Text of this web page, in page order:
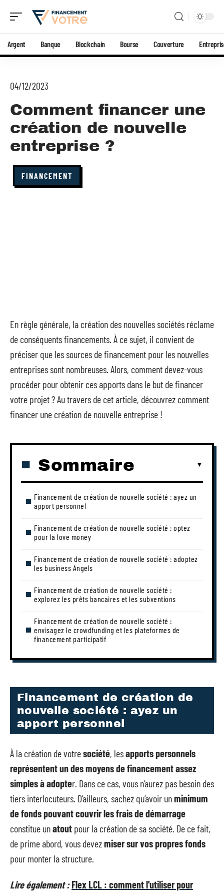
Argent Banque Blockchain Bourse Couverture
04/12/2023
Comment financer une
création de nouvelle
entreprise ?
FINANCEMENT
En règle générale, la création des nouvelles sociétés réclame
de conséquents financements. À ce sujet, il convient de
préciser que les sources de financement pour les nouvelles
entreprises sont nombreuses. Alors, comment devez-vous
procéder pour obtenir ces apports dans le but de financer
votre projet ? Au travers de cet article, découvrez comment
financer une création de nouvelle entreprise !
Sommaire
Financement de création de nouvelle société : ayez un
apport personnel
Financement de création de nouvelle société : optez
pour la love money
Financement de création de nouvelle société : adoptez
les business Angels
Financement de création de nouvelle société :
explorez les prêts bancaires et les subventions
Financement de création de nouvelle société :
envisagez le crowdfunding et les plateformes de
financement participatif
Financement de création de
nouvelle société : ayez un
apport personnel
À la création de votresociété, lesapports personnels
représentent un des moyens de financement assez
simples à adopter. Dans ce cas, vous n’aurez pas besoin des
tiers interlocuteurs. D’ailleurs, sachez qu’avoir unminimum
de fonds pouvant couvrir les frais de démarrage
constitue unatout pour la création de sa société. De ce fait,
de prime abord, vous devezmiser sur vos propres fonds
pour monter la structure.
Lire également :Flex LCL : comment l'utiliser pour